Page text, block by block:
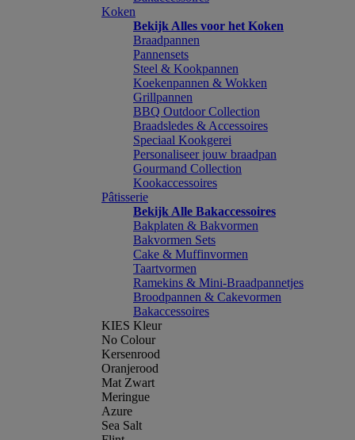
Koken
Bekijk Alles voor het Koken
Braadpannen
Pannensets
Steel & Kookpannen
Koekenpannen & Wokken
Grillpannen
BBQ Outdoor Collection
Braadsledes & Accessoires
Speciaal Kookgerei
Personaliseer jouw braadpan
Gourmand Collection
Kookaccessoires
Pâtisserie
Bekijk Alle Bakaccessoires
Bakplaten & Bakvormen
Bakvormen Sets
Cake & Muffinvormen
Taartvormen
Ramekins & Mini-Braadpannetjes
Broodpannen & Cakevormen
Bakaccessoires
KIES Kleur
No Colour
Kersenrood
Oranjerood
Mat Zwart
Meringue
Azure
Sea Salt